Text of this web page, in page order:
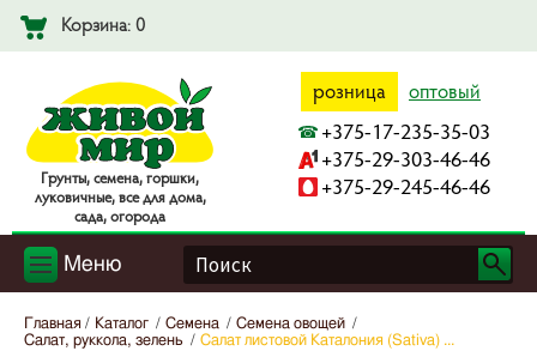
Корзина: 0
Гpyнты, ceмeнa, гopшки,
лyкoвичныe, вce для дoмa,
caдa, oгopoдa
розница оптовый
+375-17-235-35-03
+375-29-303-46-46
+375-29-245-46-46
Меню
Главная Каталог Семена
Семена овощей
Салат, руккола, зелень
Салат листовой Каталония (Sativa) ...